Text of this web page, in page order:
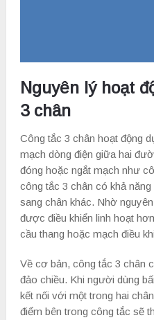
Nguyên lý hoạt
3 chân
Công tắc 3 chân hoạt động
mạch dòng điện giữa hai
đóng hoặc ngắt mạch như
công tắc 3 chân có khả
sang chân khác. Nhờ
được điều khiển linh hoạt
cầu thang hoặc mạch điều
Về cơ bản, công tắc 3 chân
đảo chiều. Khi người dùng
kết nối với một trong hai
điểm bên trong công tắc sẽ